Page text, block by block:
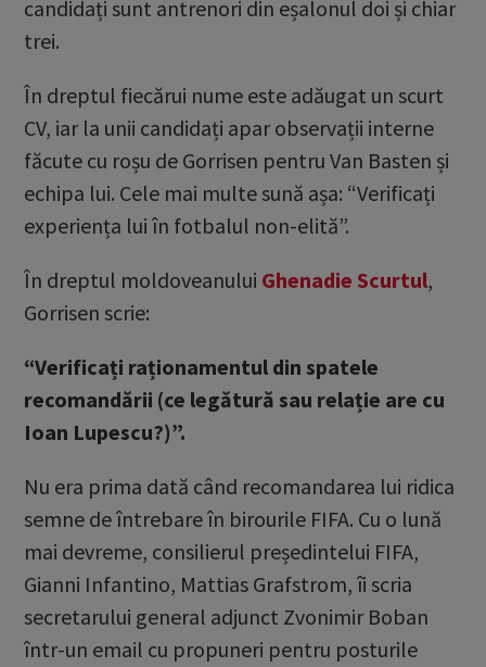
candidați sunt antrenori din eșalonul doi și chiar
trei.
În dreptul fiecărui nume este adăugat un scurt
CV, iar la unii candidați apar observații interne
făcute cu roșu de Gorrisen pentru Van Basten și
echipa lui. Cele mai multe sună așa: “Verificați
experiența lui în fotbalul non-elită”.
În dreptul moldoveanului Ghenadie Scurtul,
Gorrisen scrie:
“Verificați raționamentul din spatele
recomandării (ce legătură sau relație are cu
Ioan Lupescu?)”.
Nu era prima dată când recomandarea lui ridica
semne de întrebare în birourile FIFA. Cu o lună
mai devreme, consilierul președintelui FIFA,
Gianni Infantino, Mattias Grafstrom, îi scria
secretarului general adjunct Zvonimir Boban
într-un email cu propuneri pentru posturile